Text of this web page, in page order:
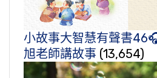
小故事大智慧有聲書
旭老師講故事 (13,654)